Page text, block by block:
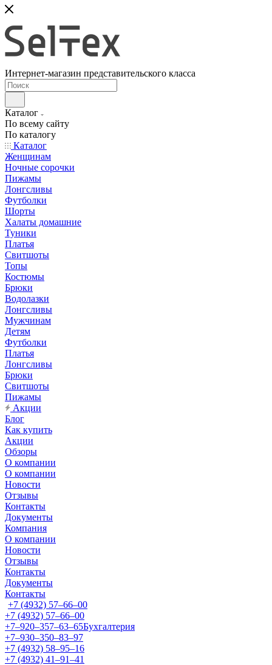
Интернет-магазин представительского класса
Каталог
По всему сайту
По каталогу
Каталог
Женщинам
Ночные сорочки
Пижамы
Лонгсливы
Футболки
Шорты
Халаты домашние
Туники
Платья
Свитшоты
Топы
Костюмы
Брюки
Водолазки
Лонгсливы
Мужчинам
Детям
Футболки
Платья
Лонгсливы
Брюки
Свитшоты
Пижамы
Акции
Блог
Как купить
Акции
Обзоры
О компании
О компании
Новости
Отзывы
Контакты
Документы
Компания
О компании
Новости
Отзывы
Контакты
Документы
Контакты
+7 (4932) 57‒66‒00
+7 (4932) 57‒66‒00
+7‒920‒357‒63‒65Бухгалтерия
+7‒930‒350‒83‒97
+7 (4932) 58‒95‒16
+7 (4932) 41‒91‒41